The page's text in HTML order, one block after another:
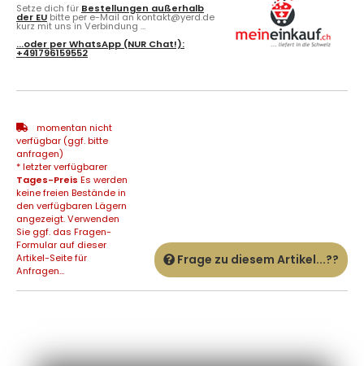
Setze dich für Bestellungen außerhalb
der EU bitte per e-Mail an kontakt@yerd.de
kurz mit uns in Verbindung ...
...oder perWhatsApp (NUR Chat!):
+491796159552
momentan nicht
verfügbar (ggf. bitte
anfragen)
* letzter verfügbarer
Tages-Preis Es werden
keine freien Bestände in
den verfügbaren Lägern
angezeigt. Verwenden
Sie ggf. das Fragen-
Formular auf dieser
Artikel-Seite für
Anfragen...
Frage zu diesem Artikel...??